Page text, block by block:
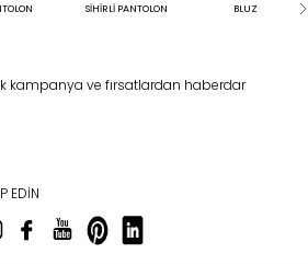
SİHİRLİ PANTOLON BLUZ
kampanya ve fırsatlardan haberdar
EDIN